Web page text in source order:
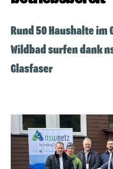
Rund 50 Haushalte im
Wildbad surfen dank
Glasfaser